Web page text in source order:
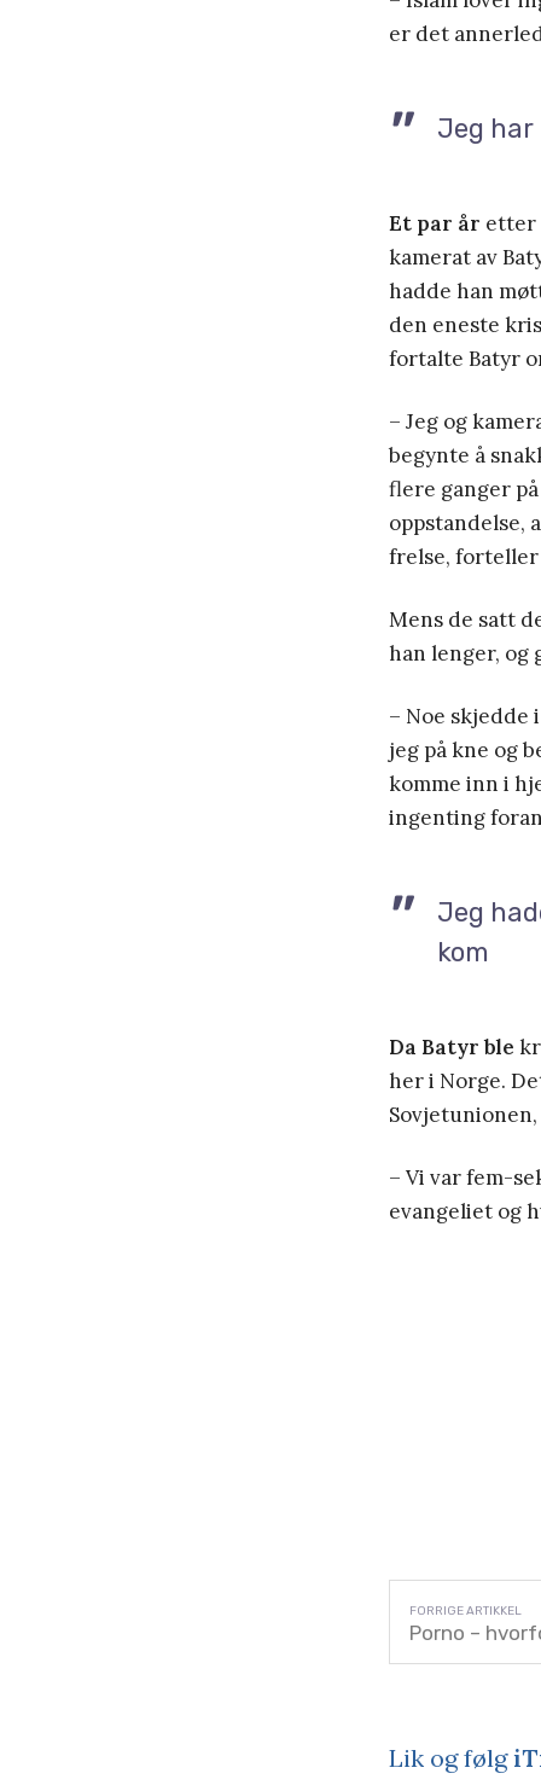
er det
Jeg har
Et par år etter
kamerat av
hadde han
den eneste
fortalte Batyr
– Jeg og
begynte å
flere ganger
oppstandelse,
frelse, forteller
Mens de satt
han lenger, og
– Noe skjedde
jeg på kne og
komme inn i
ingenting
Jeg
kom
Da Batyr ble
her i Norge.
– Vi var fem-
evangeliet og
Porno –
Lik og følg